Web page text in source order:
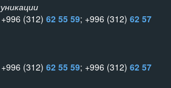
(312) 62 55 59; +996 (312) 62 57
(312) 62 55 59; +996 (312) 62 57